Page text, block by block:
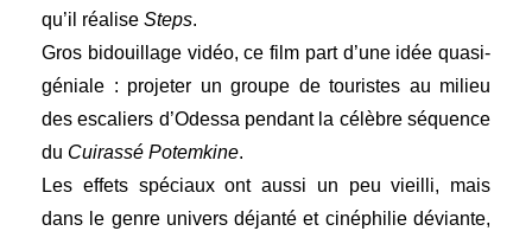
qu’il réalise Steps.
Gros bidouillage vidéo, ce film part d’une idée quasi-
géniale : projeter un groupe de touristes au milieu
des escaliers d’Odessa pendant la célèbre séquence
du Cuirassé Potemkine.
Les effets spéciaux ont aussi un peu vieilli, mais
dans le genre univers déjanté et cinéphilie déviante,